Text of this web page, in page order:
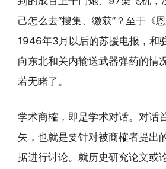
己怎么去“搜集、缴获”？至于《
1946年3月以后的苏援电报，和
向东北和关内输送武器弹药的情
若无睹了。
学术商榷，即是学术对话。对话
矢，也就是要针对被商榷者提出
据进行讨论。就历史研究论文或